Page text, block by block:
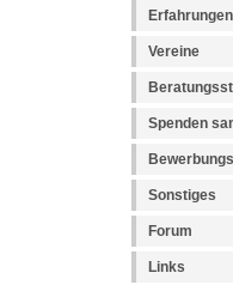
Erfahrungen
Vereine
Spenden
Sonstiges
Forum
Links